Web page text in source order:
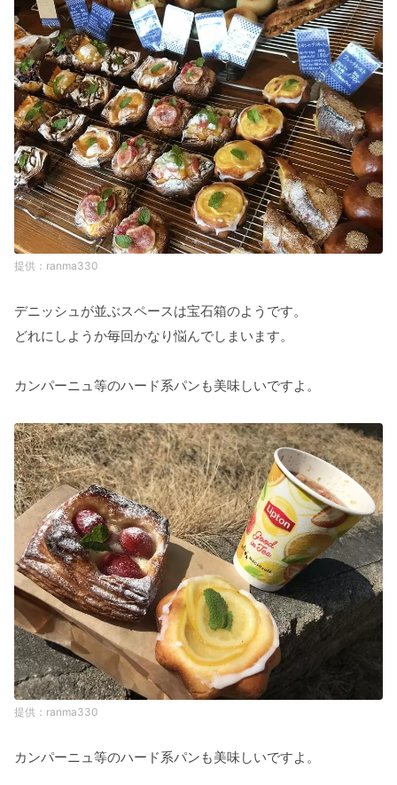
ranma330
デニッシュが並ぶスペースは宝石箱のようです。
どれにしようか毎回かなり悩んでしまいます。
カンパーニュ等のハード系パンも美味しいですよ。
ranma330
カンパーニュ等のハード系パンも美味しいですよ。